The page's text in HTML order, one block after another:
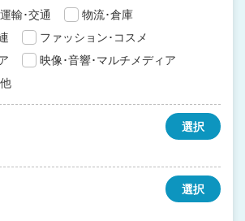
運輸･交通
物流･倉庫
ファッション･コスメ
映像･音響･マルチメディア
選択
選択